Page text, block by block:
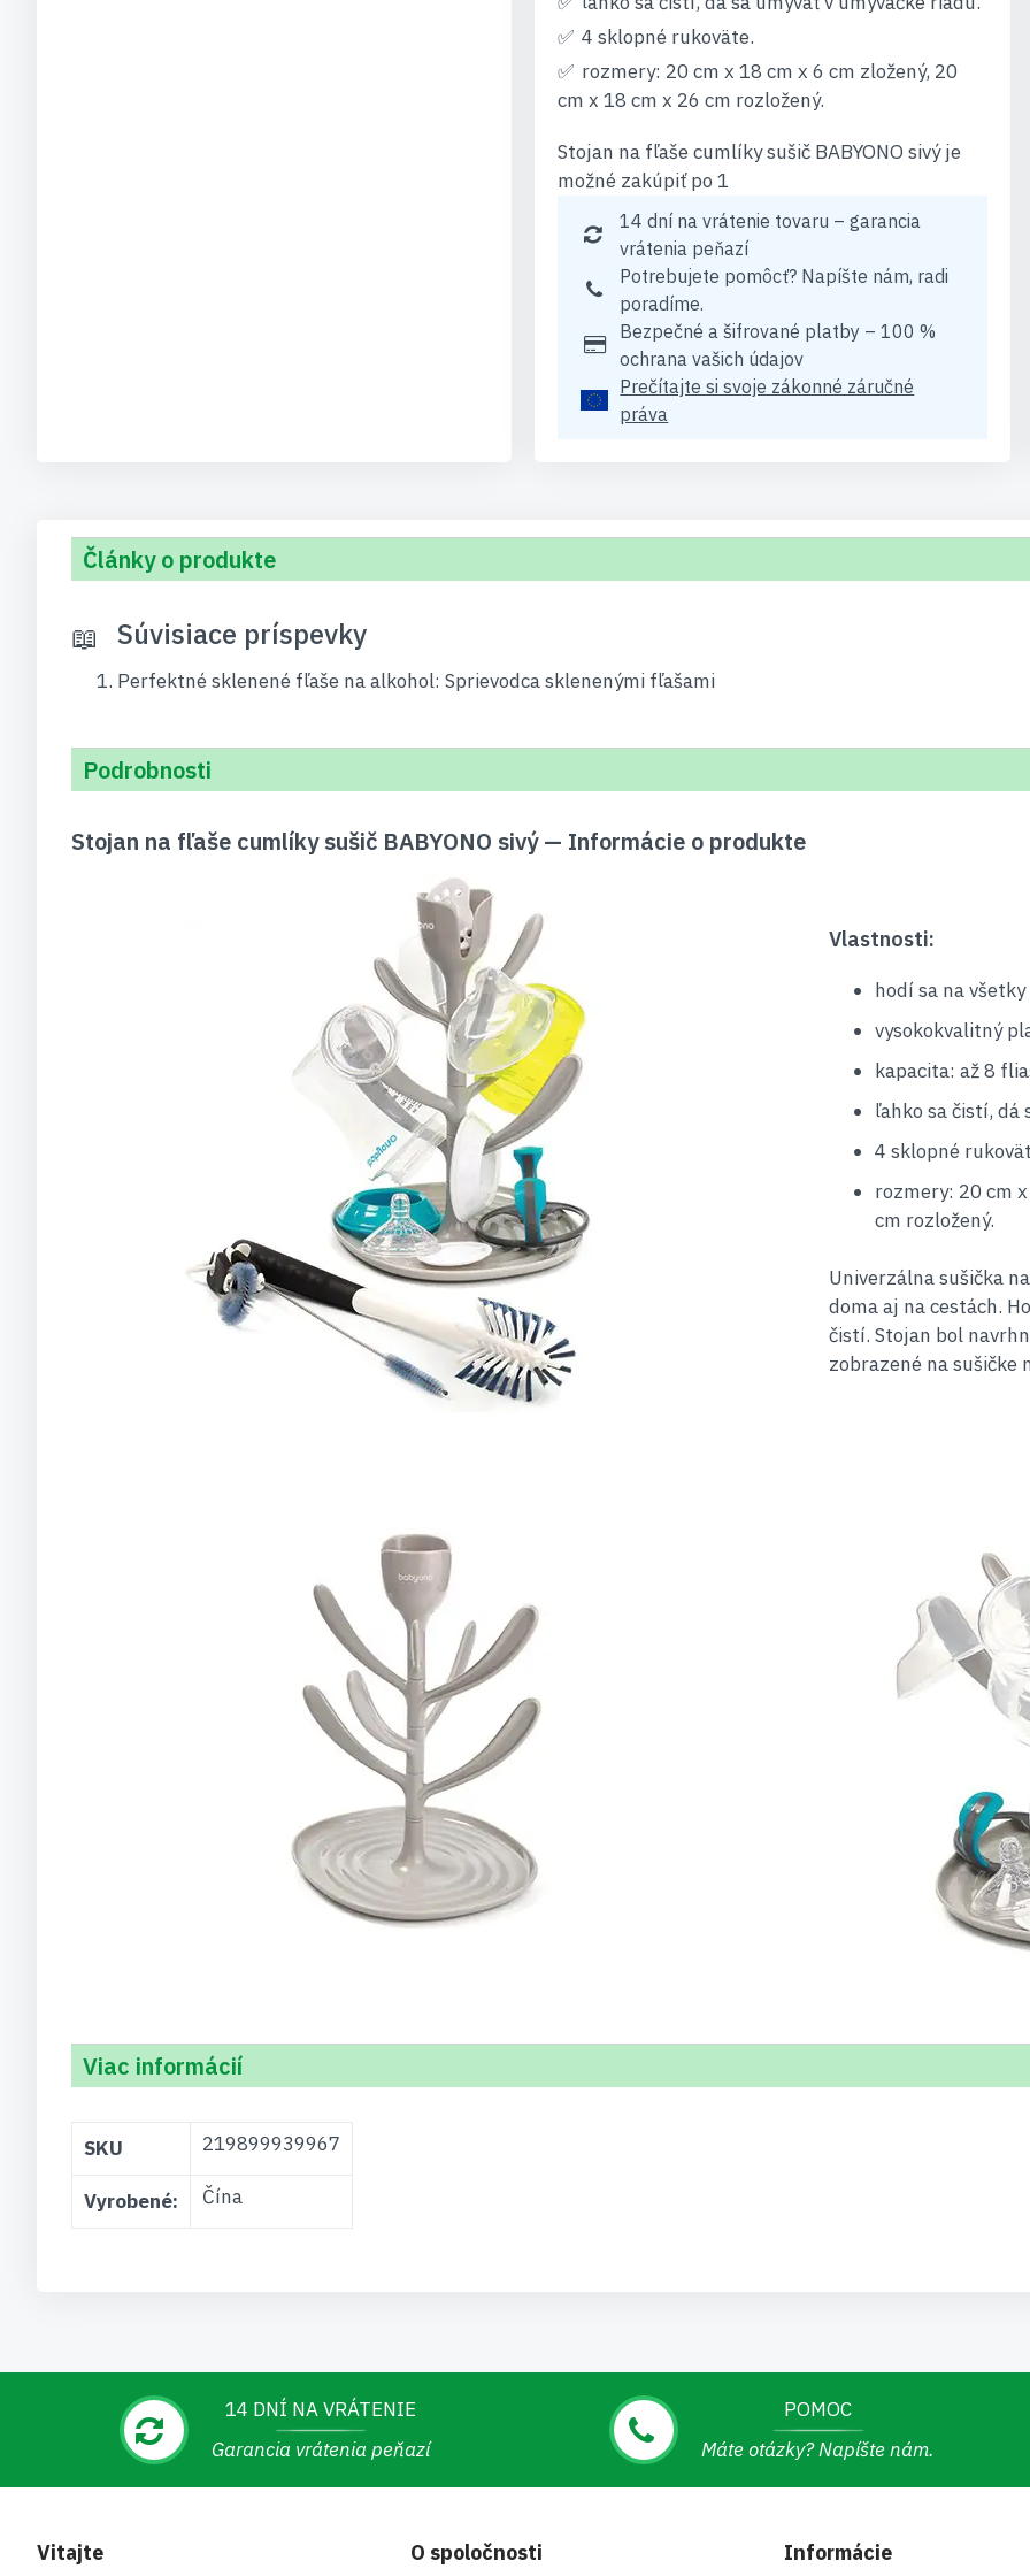
4 sklopné rukoväte.
rozmery: 20 cm x 18 cm x 6 cm zložený, 20
cm x 18 cm x 26 cm rozložený.
Stojan na fľaše cumlíky sušič BABYONO sivý je
možné zakúpiť po 1
14 dní na vrátenie tovaru – garancia
vrátenia peňazí
Potrebujete pomôcť? Napíšte nám, radi
poradíme.
Bezpečné a šifrované platby – 100 %
ochrana vašich údajov
Prečítajte si svoje zákonné záručné
práva
Články o produkte
Súvisiace príspevky
Perfektné sklenené fľaše na alkohol: Sprievodca sklenenými fľašami
Podrobnosti
Stojan na fľaše cumlíky sušič BABYONO sivý — Informácie o produkte
Vlastnosti:
hodí sa na
vysokokvalitný
kapacita: až 8
ľahko sa čistí, dá
4 sklopné
rozmery: 20 cm
cm rozložený.
Univerzálna sušička
doma aj na cestách.
čistí. Stojan bol
zobrazené na sušičke
Viac informácií
informácií
SKU 219899939967
Vyrobené: Čína
14 DNÍ NA VRÁTENIE
Garancia vrátenia peňazí
POMOC
Máte otázky? Napíšte nám.
Vitajte O spoločnosti Informácie